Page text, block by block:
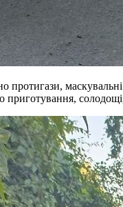
маскувальні
приготування,